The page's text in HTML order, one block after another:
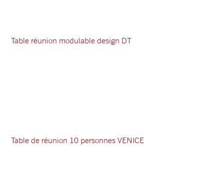
Table réunion modulable design DT
Table de réunion 10 personnes VENICE